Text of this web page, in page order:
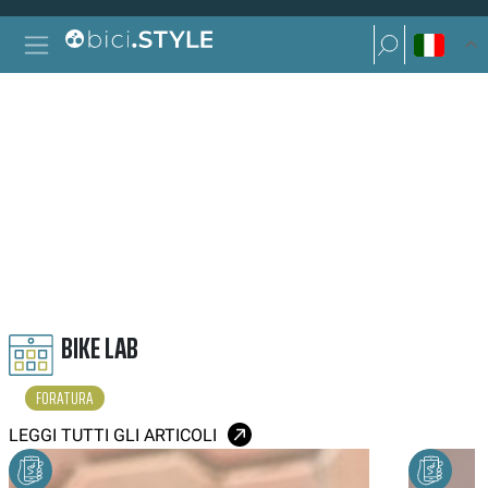
Vai al contenuto
Navigazione principale
Ricerca per:
Ricerca per:
BIKE LAB
FORATURA
LEGGI TUTTI GLI ARTICOLI